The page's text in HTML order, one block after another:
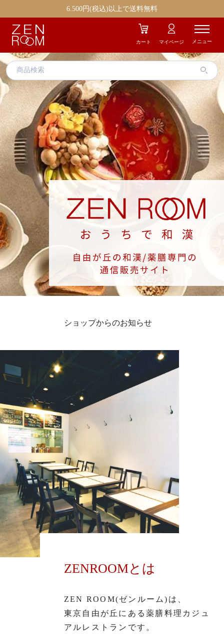
ショップからのお知らせ
ZENROOMとは
ZEN ROOM(ゼンルーム)は、
東京自由が丘にある薬膳料理カジュ
アルレストランです。
6.500円(税込)以上で送料無料
カート マイページ メニュー
エイジングケア ストレス
むくみ 冷え
疲労 美容
肌トラブル
お気に入り商品
ギフト商品
ZENROOMとは お知らせ
薬膳レシピ メディア掲載
薬膳・和漢の基本 ご利用ガイド
薬膳コラム お問合せ
通販のQ&A